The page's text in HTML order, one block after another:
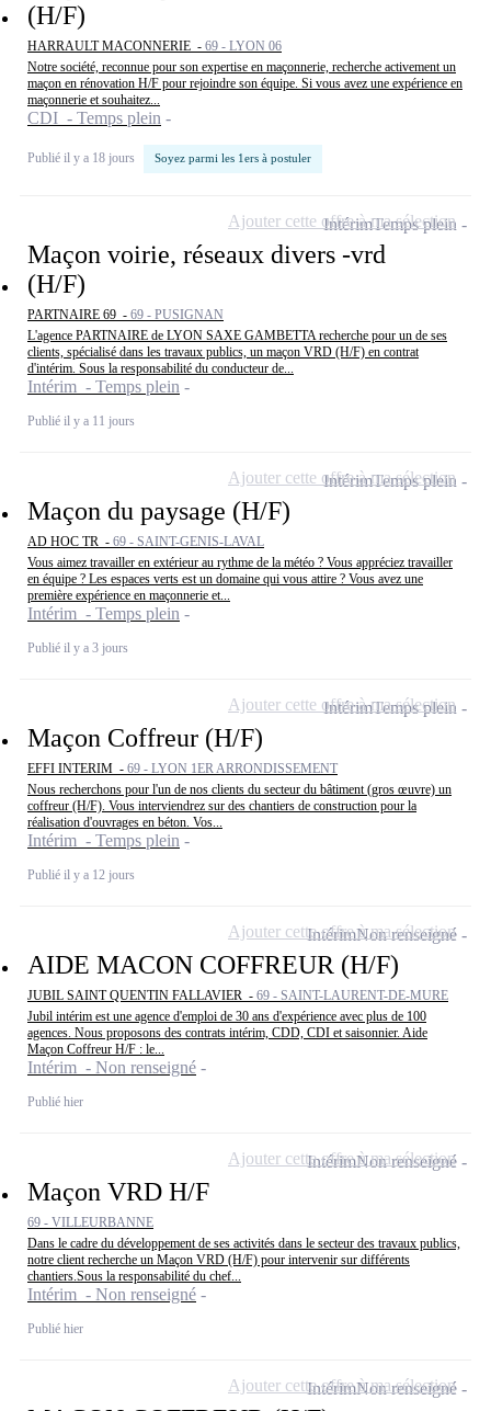
(H/F)
HARRAULT MACONNERIE - 69 - LYON 06
Notre société, reconnue pour son expertise en maçonnerie, recherche activement un
maçon en rénovation H/F pour rejoindre son équipe. Si vous avez une expérience en
maçonnerie et souhaitez...
CDI - Temps plein
Publié il y a 18 jours Soyez parmi les 1ers à postuler
Maçon voirie, réseaux divers -vrd
(H/F)
PARTNAIRE 69 - 69 - PUSIGNAN
L'agence PARTNAIRE de LYON SAXE GAMBETTA recherche pour un de ses
clients, spécialisé dans les travaux publics, un maçon VRD (H/F) en contrat
d'intérim. Sous la responsabilité du conducteur de...
Intérim - Temps plein
Publié il y a 11 jours
IntérimTemps plein
Ajouter cette offre à ma sélection
Maçon du paysage (H/F)
AD HOC TR - 69 - SAINT-GENIS-LAVAL
Vous aimez travailler en extérieur au rythme de la météo ? Vous appréciez travailler
en équipe ? Les espaces verts est un domaine qui vous attire ? Vous avez une
première expérience en maçonnerie et...
Intérim - Temps plein
Publié il y a 3 jours
IntérimTemps plein
Ajouter cette offre à ma sélection
Maçon Coffreur (H/F)
EFFI INTERIM - 69 - LYON 1ER ARRONDISSEMENT
Nous recherchons pour l'un de nos clients du secteur du bâtiment (gros œuvre) un
coffreur (H/F). Vous interviendrez sur des chantiers de construction pour la
réalisation d'ouvrages en béton. Vos...
Intérim - Temps plein
Publié il y a 12 jours
IntérimTemps plein
Ajouter cette offre à ma sélection
AIDE MACON COFFREUR (H/F)
JUBIL SAINT QUENTIN FALLAVIER - 69 - SAINT-LAURENT-DE-MURE
Jubil intérim est une agence d'emploi de 30 ans d'expérience avec plus de 100
agences. Nous proposons des contrats intérim, CDD, CDI et saisonnier. Aide
Maçon Coffreur H/F : le...
Intérim - Non renseigné
Publié hier
IntérimNon renseigné
Ajouter cette offre à ma sélection
Maçon VRD H/F
69 - VILLEURBANNE
Dans le cadre du développement de ses activités dans le secteur des travaux publics,
notre client recherche un Maçon VRD (H/F) pour intervenir sur différents
chantiers.Sous la responsabilité du chef...
Intérim - Non renseigné
Publié hier
IntérimNon renseigné
Ajouter cette offre à ma sélection
IntérimNon renseigné
Ajouter cette offre à ma sélection